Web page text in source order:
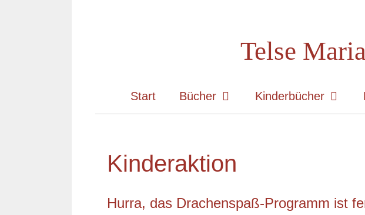
Telse
Start Bücher Kinderbücher
Kinderaktion
Hurra, das Drachenspaß-Programm ist